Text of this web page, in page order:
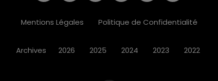
Mentions Légales Politique de Confidentialité
Archives 2026 2025 2024 2023 2022